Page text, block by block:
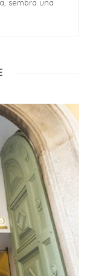
sembra una